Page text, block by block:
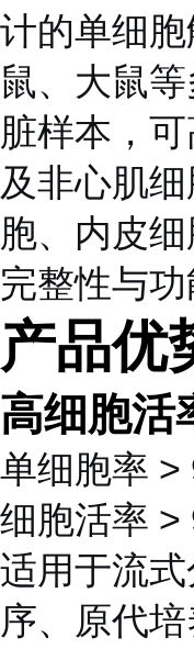
计的单细
鼠、大鼠等
脏样本，
及非心肌
胞、内皮
完整性与功
产品优
高细胞活
单细胞率 >
细胞活率 >
适用于流
序、原代